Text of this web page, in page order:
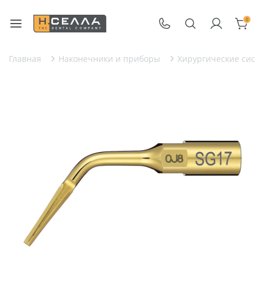
0
Главная Наконечники и приборы Хирургические